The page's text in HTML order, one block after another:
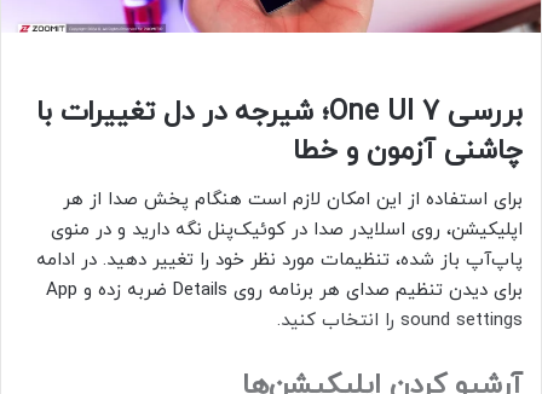
بررسی One UI 7؛ شیرجه در دل تغییرات با
چاشنی آزمون و خطا
برای استفاده از این امکان لازم است هنگام پخش صدا از هر
اپلیکیشن، روی اسلایدر صدا در کوئیک‌پنل نگه دارید و در منوی
پاپ‌آپ باز شده، تنظیمات مورد نظر خود را تغییر دهید. در ادامه
برای دیدن تنظیم صدای هر برنامه روی Details ضربه زده و App
sound settings را انتخاب کنید.
آرشیو کردن اپلیکیشن‌ها